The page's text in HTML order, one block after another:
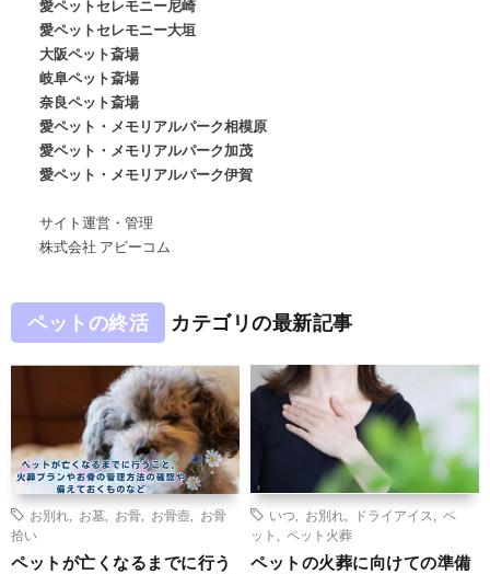
愛ペットセレモニー尼崎
愛ペットセレモニー大垣
大阪ペット斎場
岐阜ペット斎場
奈良ペット斎場
愛ペット・メモリアルパーク相模原
愛ペット・メモリアルパーク加茂
愛ペット・メモリアルパーク伊賀
サイト運営・管理
株式会社 アビーコム
ペットの終活 カテゴリの最新記事
お別れ お墓 お骨 お骨壺
お骨
拾い
ペットが亡くなるまでに行う
いつ お別れ ドライアイス
ペ
ット
ペット火葬
ペットの火葬に向けての準備